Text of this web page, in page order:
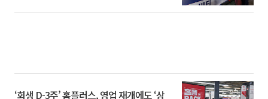
‘회생 D-3주’ 홈플러스, 영업 재개에도 ‘상